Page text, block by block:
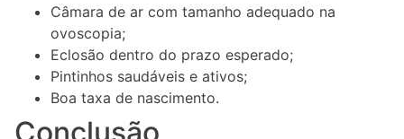
Câmara de ar com tamanho adequado na
ovoscopia;
Eclosão dentro do prazo esperado;
Pintinhos saudáveis e ativos;
Boa taxa de nascimento.
Conclusão